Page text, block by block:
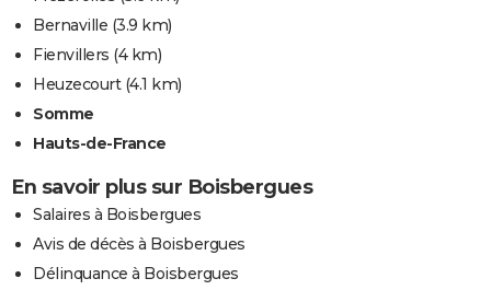
Bernaville (3.9 km)
Fienvillers (4 km)
Heuzecourt(4.1 km)
Somme
Hauts-de-France
En savoir plus sur Boisbergues
Salaires à Boisbergues
Avis de décès à Boisbergues
Délinquance à Boisbergues